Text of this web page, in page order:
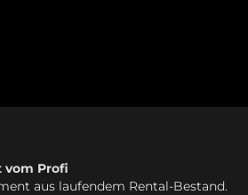
vom Profi
aus laufendem Rental-Bestand.